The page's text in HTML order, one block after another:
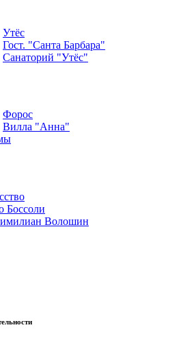
Утёс
Гост. "Санта Барбара"
Санаторий "Утёс"
Форос
Вилла "Анна"
Боссоли
Волошин